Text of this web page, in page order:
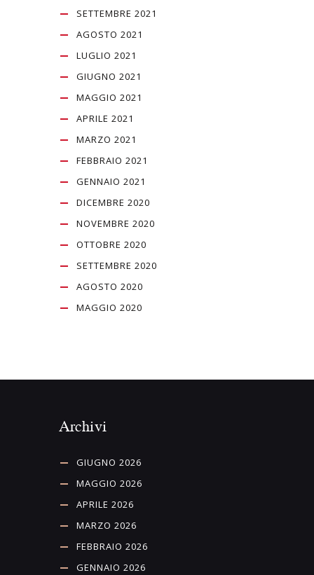
SETTEMBRE 2021
AGOSTO 2021
LUGLIO 2021
GIUGNO 2021
MAGGIO 2021
APRILE 2021
MARZO 2021
FEBBRAIO 2021
GENNAIO 2021
DICEMBRE 2020
NOVEMBRE 2020
OTTOBRE 2020
SETTEMBRE 2020
AGOSTO 2020
MAGGIO 2020
Archivi
GIUGNO 2026
MAGGIO 2026
APRILE 2026
MARZO 2026
FEBBRAIO 2026
GENNAIO 2026